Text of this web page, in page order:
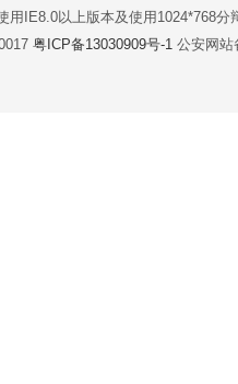
用IE8.0以上版本及使用1024*768分
粤ICP备13030909号-1 公安网站